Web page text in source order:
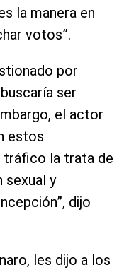
la manera en
votos”.
por
ser
el actor
estos
tráfico la trata de
sexual y
dijo
les dijo a los